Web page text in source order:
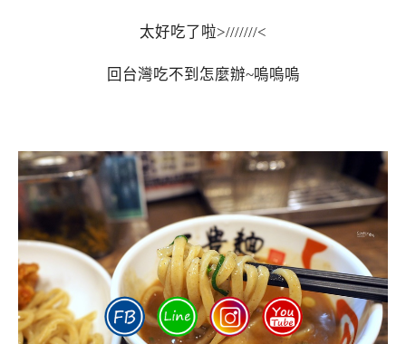
太好吃了啦>///////<
回台灣吃不到怎麼辦~嗚嗚嗚